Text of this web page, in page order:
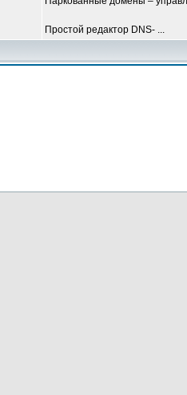
Простой редактор DNS- ...